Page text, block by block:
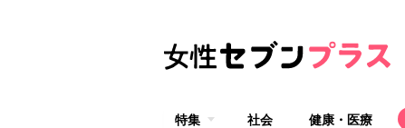
特集 社会 健康・医療